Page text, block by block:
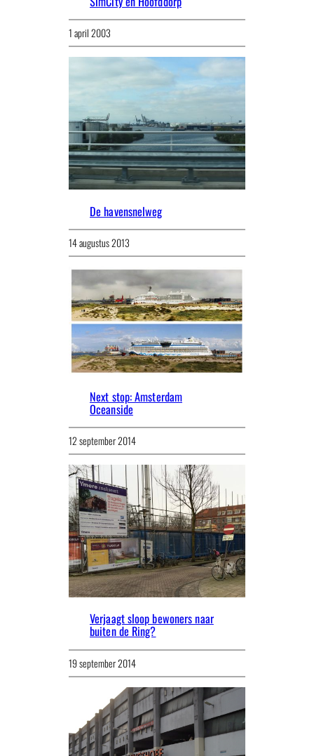
1 april 2003
De havensnelweg
14 augustus 2013
Next stop: Amsterdam
Oceanside
12 september 2014
Verjaagt sloop bewoners naar
buiten de Ring?
19 september 2014